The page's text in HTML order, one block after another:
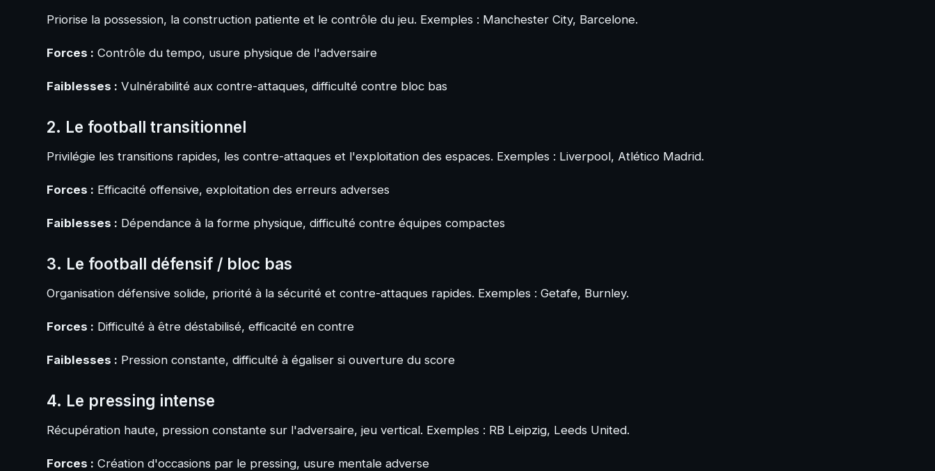
Priorise la possession, la construction patiente et le contrôle du jeu. Exemples : Manchester City, Barcelone.
Forces : Contrôle du tempo, usure physique de l'adversaire
Faiblesses : Vulnérabilité aux contre-attaques, difficulté contre bloc bas
2. Le football transitionnel
Privilégie les transitions rapides, les contre-attaques et l'exploitation des espaces. Exemples : Liverpool, Atlético Madrid.
Forces : Efficacité offensive, exploitation des erreurs adverses
Faiblesses : Dépendance à la forme physique, difficulté contre équipes compactes
3. Le football défensif / bloc bas
Organisation défensive solide, priorité à la sécurité et contre-attaques rapides. Exemples : Getafe, Burnley.
Forces : Difficulté à être déstabilisé, efficacité en contre
Faiblesses : Pression constante, difficulté à égaliser si ouverture du score
4. Le pressing intense
Récupération haute, pression constante sur l'adversaire, jeu vertical. Exemples : RB Leipzig, Leeds United.
Forces : Création d'occasions par le pressing, usure mentale adverse